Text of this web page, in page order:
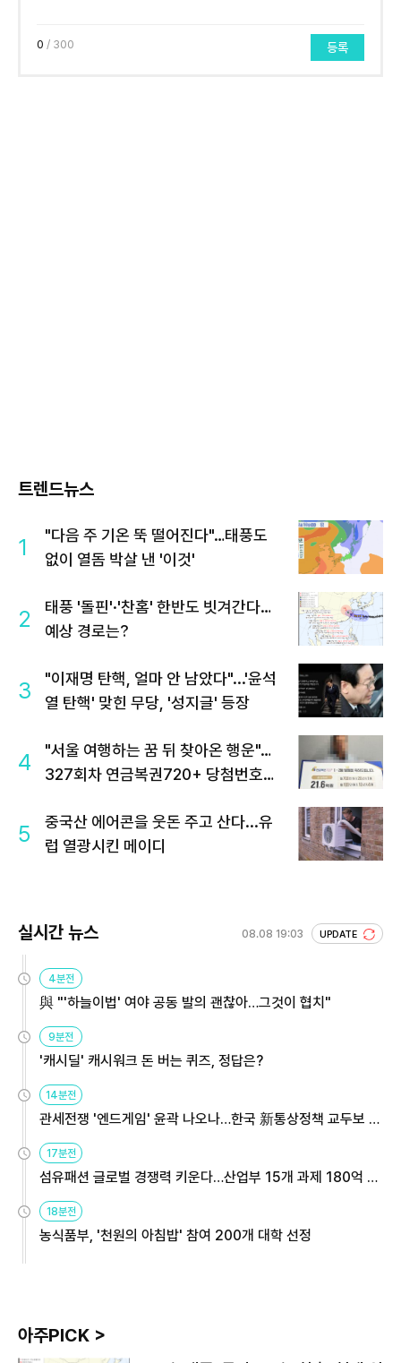
0 / 300 등록
트렌드뉴스
1
"다음 주 기온 뚝 떨어진다"…태풍도
없이 열돔 박살 낸 '이것'
2
태풍 '돌핀'·'찬홈' 한반도 빗겨간다…
예상 경로는?
3
"이재명 탄핵, 얼마 안 남았다"...'윤석
열 탄핵' 맞힌 무당, '성지글' 등장
4
"서울 여행하는 꿈 뒤 찾아온 행운"…
327회차 연금복권720+ 당첨번호조
5
중국산 에어콘을 웃돈 주고 산다...유
럽 열광시킨 메이디
실시간 뉴스 08.08 19:03 UPDATE
4분전
與 "'하늘이법' 여야 공동 발의 괜찮아…그것이 협치"
9분전
'캐시딜' 캐시워크 돈 버는 퀴즈, 정답은?
14분전
관세전쟁 '엔드게임' 윤곽 나오나…한국 新통상정책 교두보 활
용해야
17분전
섬유패션 글로벌 경쟁력 키운다…산업부 15개 과제 180억 지
원
18분전
농식품부, '천원의 아침밥' 참여 200개 대학 선정
아주PICK >